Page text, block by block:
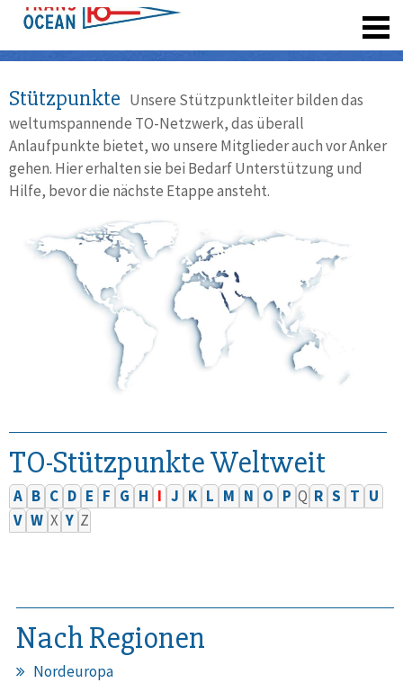
Stützpunkte Unsere Stützpunktleiter bilden das
weltumspannende TO-Netzwerk, das überall
Anlaufpunkte bietet, wo unsere Mitglieder auch vor Anker
gehen. Hier erhalten sie bei Bedarf Unterstützung und
Hilfe, bevor die nächste Etappe ansteht.
TO-Stützpunkte Weltweit
A B C D E F G H I J K L M N O P Q R S T U
V W X Y Z
Nach Regionen
Nordeuropa